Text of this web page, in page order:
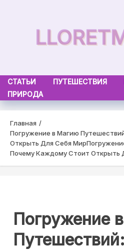
СТАТЬИ ПУТЕШЕСТВИЯ
ПРИРОДА
Главная
Погружение в Магию
Открыть Для Себя Мир
Почему Каждому Стоит Открыть
Погружение